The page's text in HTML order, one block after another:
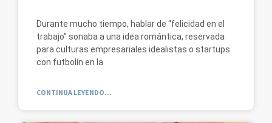
Durante mucho tiempo, hablar de “felicidad en el
trabajo” sonaba a una idea romántica, reservada
para culturas empresariales idealistas o startups
con futbolín en la
CONTINUA LEYENDO...